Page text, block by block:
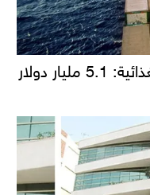
قفزة في صادرات الصناعات الغذائية: 5.1 مليار دولار